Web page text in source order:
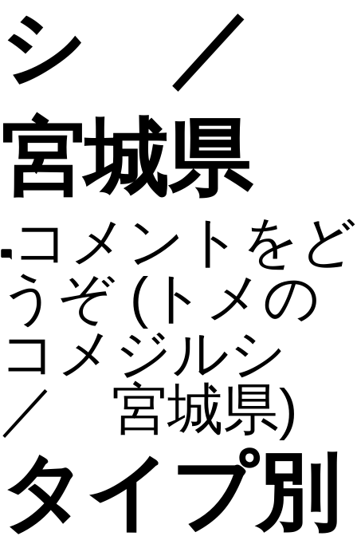
シ ／
宮城県
コメントをど
うぞ (トメの
コメジルシ
／ 宮城県)
タイプ別